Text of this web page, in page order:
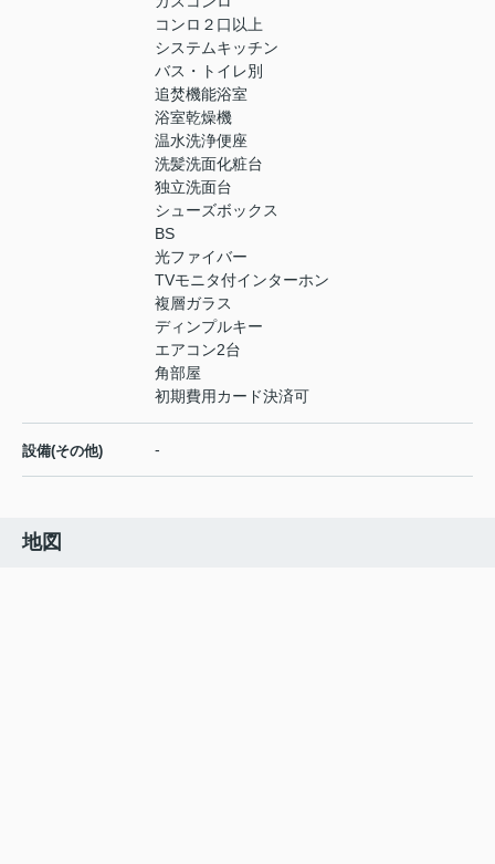
コンロ２口以上
システムキッチン
バス・トイレ別
追焚機能浴室
浴室乾燥機
温水洗浄便座
洗髪洗面化粧台
独立洗面台
シューズボックス
BS
光ファイバー
TVモニタ付インターホン
複層ガラス
ディンプルキー
エアコン2台
角部屋
初期費用カード決済可
設備(その他) -
地図